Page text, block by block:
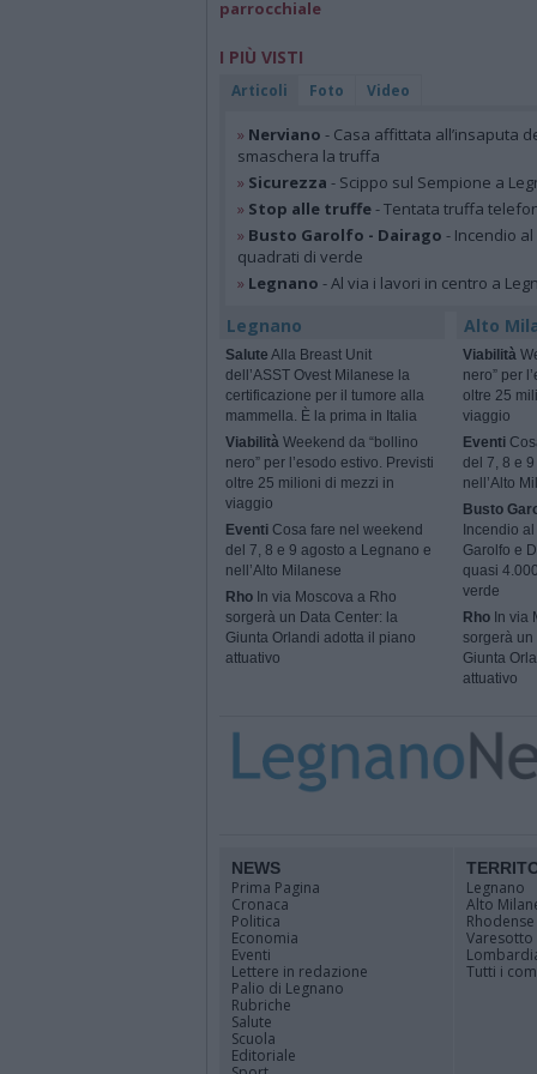
parrocchiale
I PIÙ VISTI
Articoli Foto Video
» Nerviano - Casa affittata all’insaputa
smaschera la truffa
» Sicurezza - Scippo sul Sempione a
» Stop alle truffe- Tentata truffa
» Busto Garolfo - Dairago - Incendio
quadrati di verde
» Legnano - Al via i lavori in centro a
Legnano
Salute Alla Breast Unit
dell’ASST Ovest Milanese la
certificazione per il tumore alla
mammella. È la prima in Italia
Viabilità Weekend da “bollino
nero” per l’esodo estivo. Previsti
oltre 25 milioni di mezzi in
viaggio
Eventi Cosa fare nel weekend
del 7, 8 e 9 agosto a Legnano e
nell’Alto Milanese
Rho In via Moscova a Rho
sorgerà un Data Center: la
Giunta Orlandi adotta il piano
attuativo
Alto
Viabilità
nero” per
oltre 25
viaggio
Eventi
del 7, 8 e
nell’Alto
Busto
Incendio
Garolfo e
quasi
verde
RhoIn via
sorgerà un
Giunta
attuativo
NEWS
Prima Pagina
Cronaca
Politica
Economia
Eventi
Lettere in redazione
Palio di Legnano
Rubriche
Salute
Scuola
Editoriale
Legnano
Alto
Rhodense
Varesotto
Tutti i